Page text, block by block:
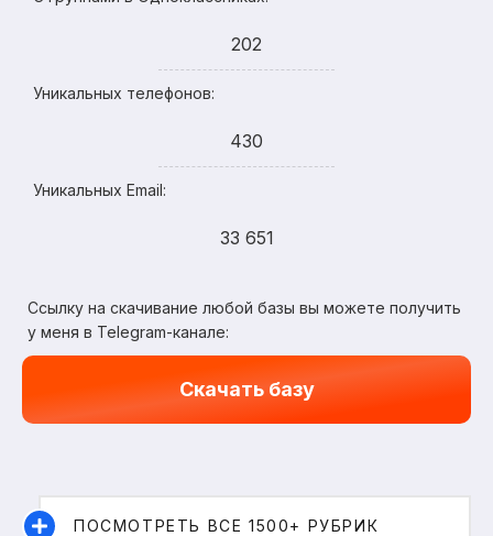
202
Уникальных телефонов:
430
Уникальных Email:
33 651
Ссылку на скачивание любой базы вы можете получить
у меня в Telegram-канале:
Скачать базу
ПОСМОТРЕТЬ ВСЕ 1500+ РУБРИК